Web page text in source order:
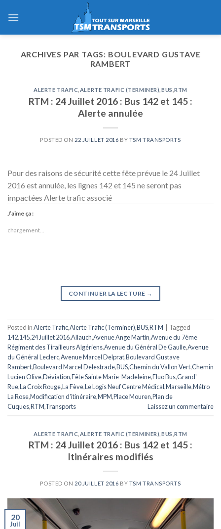
ARCHIVES PAR TAGS: BOULEVARD GUSTAVE
RAMBERT
ALERTE TRAFIC ALERTE TRAFIC (TERMINER) BUS ,RTM
RTM : 24 Juillet 2016 : Bus 142 et 145 :
Alerte annulée
POSTED ON 22 JUILLET 2016 BY TSM TRANSPORTS
Pour des raisons de sécurité cette fête prévue le 24 Juillet
2016 est annulée, les lignes 142 et 145 ne seront pas
impactées Alerte trafic associé
J’aime ça :
chargement…
CONTINUER LA LECTURE →
Posted inAlerte Trafic,Alerte Trafic (Terminer),BUS,RTM
Tagged
142,145,24 Juillet 2016,Allauch,Avenue Ange Martin,Avenue du 7ème
Régiment des Tirailleurs Algériens,Avenue du Général De Gaulle,Avenue
du Général Leclerc,Avenue Marcel Delprat,Boulevard Gustave
Rambert,Boulevard Marcel Delestrade,BUS,Chemin du Vallon Vert,Chemin
Lucien Olive,Déviation,Fête Sainte Marie-Madeleine,Fluo Bus,Grand'
Rue,La Croix Rouge,La Fève,Le Logis Neuf Centre Médical,Marseille,Métro
La Rose,Modification d'itinéraire,MPM,Place Mouren,Plan de
Cuques,RTM,Transports Laissez un commentaire
ALERTE TRAFIC ALERTE TRAFIC (TERMINER) BUS ,RTM
RTM : 24 Juillet 2016 : Bus 142 et 145 :
Itinéraires modifiés
POSTED ON 20 JUILLET 2016 BY TSM TRANSPORTS
20
Juil